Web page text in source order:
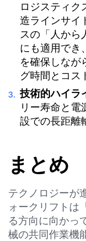
ロジスティク
造ラインサイ
スの「人から
にも適用でき
を確保しなが
グ時間とコス
技術的ハイラ
リー寿命と電
設での長距離
まとめ
テクノロジーが
ォークリフトは
る方向に向かっ
械の共同作業機